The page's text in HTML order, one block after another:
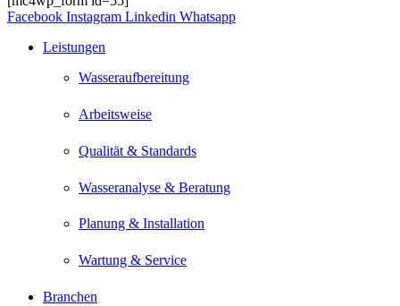
Facebook Instagram Linkedin Whatsapp
Leistungen
Wasseraufbereitung
Arbeitsweise
Qualität & Standards
Wasseranalyse & Beratung
Planung & Installation
Wartung & Service
Branchen